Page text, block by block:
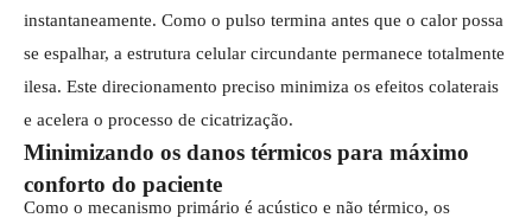
instantaneamente. Como o pulso termina antes que o calor possa
se espalhar, a estrutura celular circundante permanece totalmente
ilesa. Este direcionamento preciso minimiza os efeitos colaterais
e acelera o processo de cicatrização.
Minimizando os danos térmicos para máximo
conforto do paciente
Como o mecanismo primário é acústico e não térmico, os